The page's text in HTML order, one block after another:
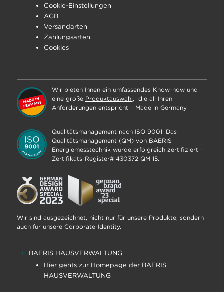
Cookie-Einstellungen
AGB
Versandarten
Zahlungsarten
Cookies
Wir bieten Ihnen ein umfassendes Know-how und
eine große Produktauswahl, die all Ihren
Anforderungen entspricht – Made in Germany.
Qualitätsmanagement nach ISO 9001. Das
Qualitätsmanagement (QM) von BAERIS
Energiemesstechnik wurde erfolgreich zertifiziert –
Zertifikats-Register# 430372 QM 15.
Wir sind ausgezeichnet, nicht nur für unsere Produkte, sondern
auch für unsere Corporate-Identity.
BAERIS HAUSVERWALTUNG
Hier gehts zur Homepage der BAERIS
HAUSVERWALTUNG